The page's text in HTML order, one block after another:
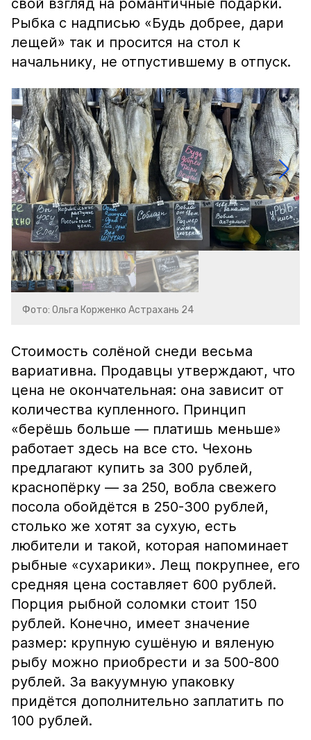
свой взгляд на романтичные подарки.
Рыбка с надписью «Будь добрее, дари
лещей» так и просится на стол к
начальнику, не отпустившему в отпуск.
Фото: Ольга Корженко Астрахань 24
Стоимость солёной снеди весьма
вариативна. Продавцы утверждают, что
цена не окончательная: она зависит от
количества купленного. Принцип
«берёшь больше — платишь меньше»
работает здесь на все сто. Чехонь
предлагают купить за 300 рублей,
краснопёрку — за 250, вобла свежего
посола обойдётся в 250-300 рублей,
столько же хотят за сухую, есть
любители и такой, которая напоминает
рыбные «сухарики». Лещ покрупнее, его
средняя цена составляет 600 рублей.
Порция рыбной соломки стоит 150
рублей. Конечно, имеет значение
размер: крупную сушёную и вяленую
рыбу можно приобрести и за 500-800
рублей. За вакуумную упаковку
придётся дополнительно заплатить по
100 рублей.